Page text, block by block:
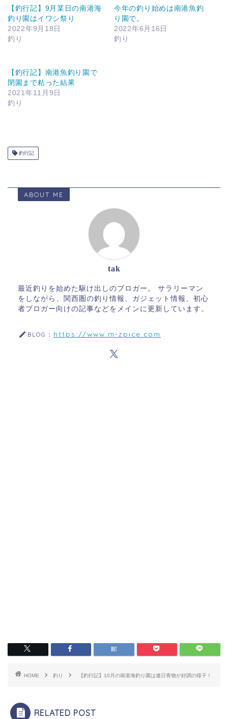
【釣行記】9月某日の南港海
釣り園はイワシ祭り
2022年9月18日
釣り
今年の釣り始めは南港魚釣
り園で。
2022年6月16日
釣り
【釣行記】南港魚釣り園で
閉園まで粘った結果
2021年11月9日
釣り
釣行記
ABOUT ME
tak
最近釣りを始めた駆け出しのブロガー。 サラリーマン
をしながら、関西圏の釣り情報、ガジェット情報、初心
者ブロガー向けの記事などをメインに更新しています。
BLOG： https://www.m-zpice.com
HOME 釣り 【釣行記】10月の南港海釣り園は連日青物が好調の様子！
RELATED POST